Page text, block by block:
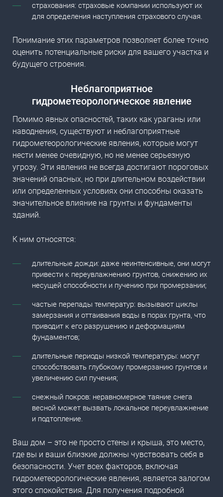
страхования: страховые компании используют их
для определения наступления страхового случая.
Понимание этих параметров позволяет более точно
оценить потенциальные риски для вашего участка и
будущего строения.
Неблагоприятное
гидрометеорологическое явление
Помимо явных опасностей, таких как ураганы или
наводнения, существуют и неблагоприятные
гидрометеорологические явления, которые могут
нести менее очевидную, но не менее серьезную
угрозу. Эти явления не всегда достигают пороговых
значений опасных, но при длительном воздействии
или определенных условиях они способны оказать
значительное влияние на грунты и фундаменты
зданий.
К ним относятся:
длительные дожди: даже неинтенсивные, они могут
привести к переувлажнению грунтов, снижению их
несущей способности и пучению при промерзании;
частые перепады температур: вызывают циклы
замерзания и оттаивания воды в порах грунта, что
приводит к его разрушению и деформациям
фундаментов;
длительные периоды низкой температуры: могут
способствовать глубокому промерзанию грунтов и
увеличению сил пучения;
снежный покров: неравномерное таяние снега
весной может вызвать локальное переувлажнение
и подтопление.
Ваш дом – это не просто стены и крыша, это место,
где вы и ваши близкие должны чувствовать себя в
безопасности. Учет всех факторов, включая
гидрометеорологические явления, является залогом
этого спокойствия. Для получения подробной